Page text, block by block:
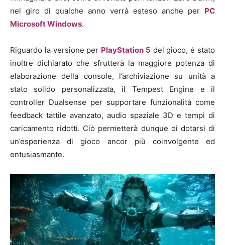
nel giro di qualche anno verrà esteso anche per PC
Microsoft Windows.
Riguardo la versione per PlayStation 5 del gioco, è stato
inoltre dichiarato che sfrutterà la maggiore potenza di
elaborazione della console, l’archiviazione su unità a
stato solido personalizzata, il Tempest Engine e il
controller Dualsense per supportare funzionalità come
feedback tattile avanzato, audio spaziale 3D e tempi di
caricamento ridotti. Ciò permetterà dunque di dotarsi di
un’esperienza di gioco ancor più coinvolgente ed
entusiasmante.